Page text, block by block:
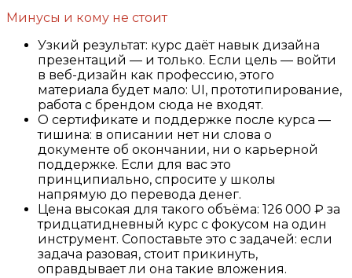
Минусы и кому не стоит
Узкий результат: курс даёт навык дизайна
презентаций — и только. Если цель — войти
в веб-дизайн как профессию, этого
материала будет мало: UI, прототипирование,
работа с брендом сюда не входят.
О сертификате и поддержке после курса —
тишина: в описании нет ни слова о
документе об окончании, ни о карьерной
поддержке. Если для вас это
принципиально, спросите у школы
напрямую до перевода денег.
Цена высокая для такого объёма: 126 000 ₽ за
тридцатидневный курс с фокусом на один
инструмент. Сопоставьте это с задачей: если
задача разовая, стоит прикинуть,
оправдывает ли она такие вложения.